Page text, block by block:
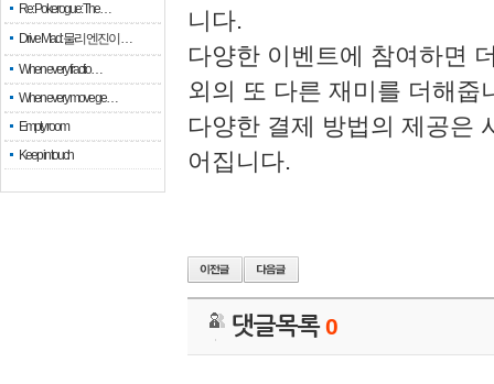
Re: Pokerogue: The…
Drive Mad: 물리 엔진이 …
When every fractio…
When every move ge…
Empty room
Keep in touch
니다.
다양한 이벤트에 참여하면
외의 또 다른 재미를 더해줍
다양한 결제 방법의 제공은
어집니다.
댓글목록0